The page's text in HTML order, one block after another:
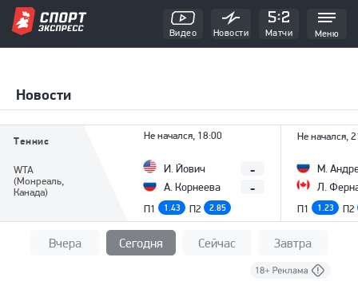
Видео Новости Матчи Меню
Новости
Теннис
WTA
(Монреаль,
Канада)
Не начался, 18:00
И. Йович
А. Корнеева
-
-
П1 1.43 П2 2.85
Не начался,
М.
Л.
П1 1.23 П2
Вчера Сегодня Сейчас Завтра